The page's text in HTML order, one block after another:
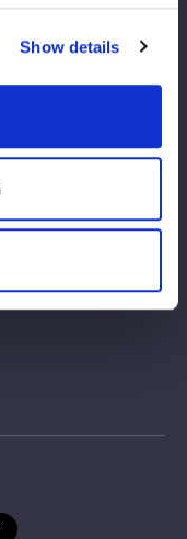
Show details
QUEENDOM
20251229_ryogok